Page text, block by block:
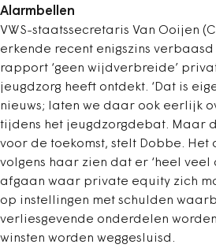
Alarmbellen
VWS-staatssecretaris Van Ooijen
erkende recent enigszins
rapport ‘geen wijdverbreide’
jeugdzorg heeft ontdekt. ‘Dat is
nieuws; laten we daar ook eerlijk
tijdens het jeugdzorgdebat. Maar
voor de toekomst, stelt Dobbe. Het
volgens haar zien dat er ‘heel
afgaan waar private equity zich
op instellingen met schulden
verliesgevende onderdelen
winsten worden weggesluisd.